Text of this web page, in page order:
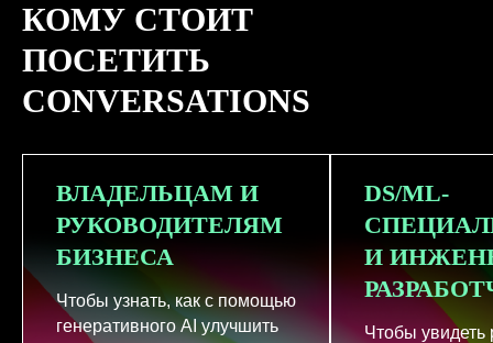
КОМУ СТОИТ
ПОСЕТИТЬ
CONVERSATIONS
ВЛАДЕЛЬЦАМ И
РУКОВОДИТЕЛЯМ
БИЗНЕСА
Чтобы узнать, как с помощью
генеративного AI улучшить
DS/ML-
И
Чтобы увидеть